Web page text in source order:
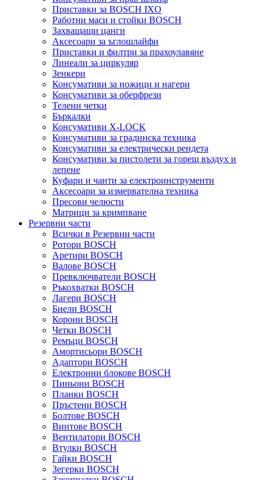
Приставки за BOSCH IXO
Работни маси и стойки BOSCH
Захващащи цанги
Аксесоари за ъглошлайфи
Приставки и филтри за прахоулавяне
Линеали за циркуляр
Зенкери
Консумативи за ножици и нагери
Консумативи за оберфрези
Телени четки
Бъркалки
Консумативи X-LOCK
Консумативи за градинска техника
Консумативи за електрически рендета
Консумативи за пистолети за горещ въздух и
лепене
Куфари и чанти за електроинструменти
Аксесоари за измервателна техника
Пресови челюсти
Матрици за кримпване
Резервни части
Всички в Резервни части
Ротори BOSCH
Аретири BOSCH
Валове BOSCH
Превключватели BOSCH
Ръкохватки BOSCH
Лагери BOSCH
Биели BOSCH
Корони BOSCH
Четки BOSCH
Ремъци BOSCH
Амортисьори BOSCH
Адаптори BOSCH
Електронни блокове BOSCH
Пиньони BOSCH
Планки BOSCH
Пръстени BOSCH
Болтове BOSCH
Винтове BOSCH
Вентилатори BOSCH
Втулки BOSCH
Гайки BOSCH
Зегерки BOSCH